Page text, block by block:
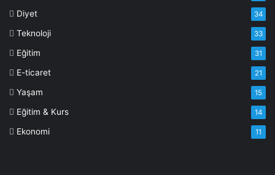
Diyet 34
Teknoloji 33
Eğitim 31
E-ticaret 21
Yaşam 15
Eğitim & Kurs 14
Ekonomi 11